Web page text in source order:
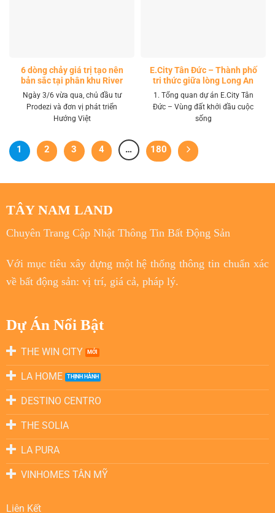
6 dòng chảy giá trị tạo nên
bản sắc tại phân khu River
Park LA Home
Ngày 3/6 vừa qua, chủ đầu tư
Prodezi và đơn vị phát triển
Hướng Việt
E.City Tân Đức – Thành phố
tri thức giữa lòng Long An
1. Tổng quan dự án E.City Tân
Đức – Vùng đất khởi đầu cuộc
sống
1 2 3 4 … 180
TÂY NAM LAND
Chuyên Trang Cập Nhật Thông Tin Bất Động Sản
Với mục tiêuxây dựng một hệ thống thông tin chuẩn xác
về bất động sản: vị trí, giá cả, pháp lý.
Dự Án Nổi Bật
THE WIN CITY
LA HOME
DESTINO CENTRO
THE SOLIA
LA PURA
VINHOMES TÂN MỸ
Liên Kết